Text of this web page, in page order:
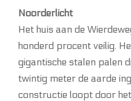
Noorderlicht
Het huis aan de
honderd procent veilig.
gigantische stalen palen
twintig meter de aarde
constructie loopt door